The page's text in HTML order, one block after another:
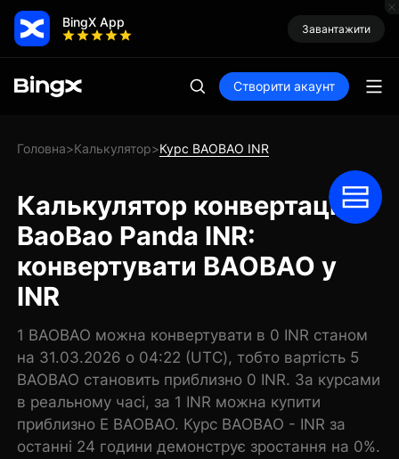
BingX App Завантажити
Створити акаунт
Головна>Калькулятор>Курс BAOBAO INR
Калькулятор конвертації
BaoBao Panda INR:
конвертувати BAOBAO у
INR
1 BAOBAO можна конвертувати в 0 INR станом
на 31.03.2026 о 04:22 (UTC), тобто вартість 5
BAOBAO становить приблизно 0 INR. За курсами
в реальному часі, за 1 INR можна купити
приблизно E BAOBAO. Курс BAOBAO - INR за
останні 24 години демонструє зростання на 0%.